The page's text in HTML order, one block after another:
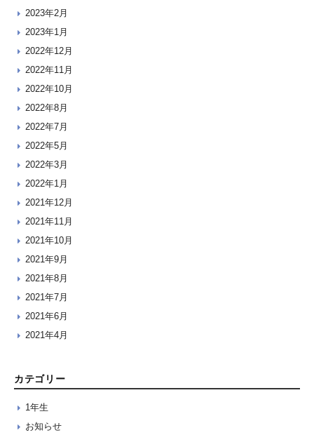
2023年2月
2023年1月
2022年12月
2022年11月
2022年10月
2022年8月
2022年7月
2022年5月
2022年3月
2022年1月
2021年12月
2021年11月
2021年10月
2021年9月
2021年8月
2021年7月
2021年6月
2021年4月
カテゴリー
1年生
お知らせ